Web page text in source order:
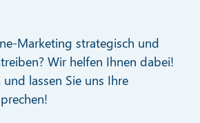
Marketing strategisch und
Wir helfen Ihnen dabei!
lassen Sie uns Ihre